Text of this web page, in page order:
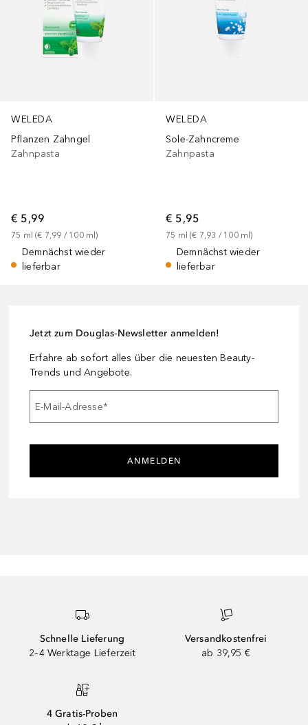
WELEDA
Pflanzen Zahngel
Zahnpasta
€ 5,99
75 ml (€ 7,99 / 100 ml)
Demnächst wieder
lieferbar
WELEDA
Sole-Zahncreme
Zahnpasta
€ 5,95
75 ml (€ 7,93 / 100 ml)
Demnächst wieder
lieferbar
Jetzt zum Douglas-Newsletter anmelden!
Erfahre ab sofort alles über die neuesten Beauty-
Trends und Angebote.
E-Mail-Adresse*
ANMELDEN
Schnelle Lieferung
2–4 Werktage Lieferzeit
Versandkostenfrei
ab 39,95 €
4 Gratis-Proben